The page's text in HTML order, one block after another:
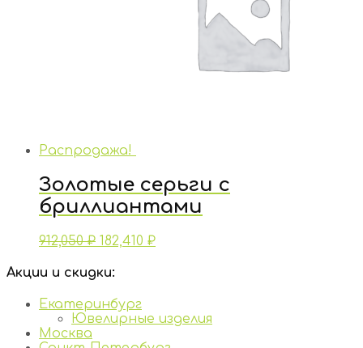
Распродажа!
Золотые серьги с
бриллиантами
912,050₽ 182,410 ₽
Акции и скидки:
Екатеринбург
Ювелирные изделия
Москва